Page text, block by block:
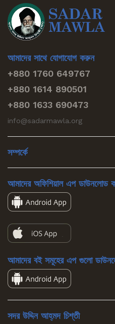
আমাদের সাথে যোগাযোগ করুন
+880 1760 649767
+880 1614 890501
+880 1633 690473
info@sadarmawla.org
সম্পর্কে
আমাদের অফিশিয়াল এপ ডাউনলোড
আমাদের বই সমূহের এপ গুলো
সদর উদ্দিন আহ্‌মদ চিশ্‌তী